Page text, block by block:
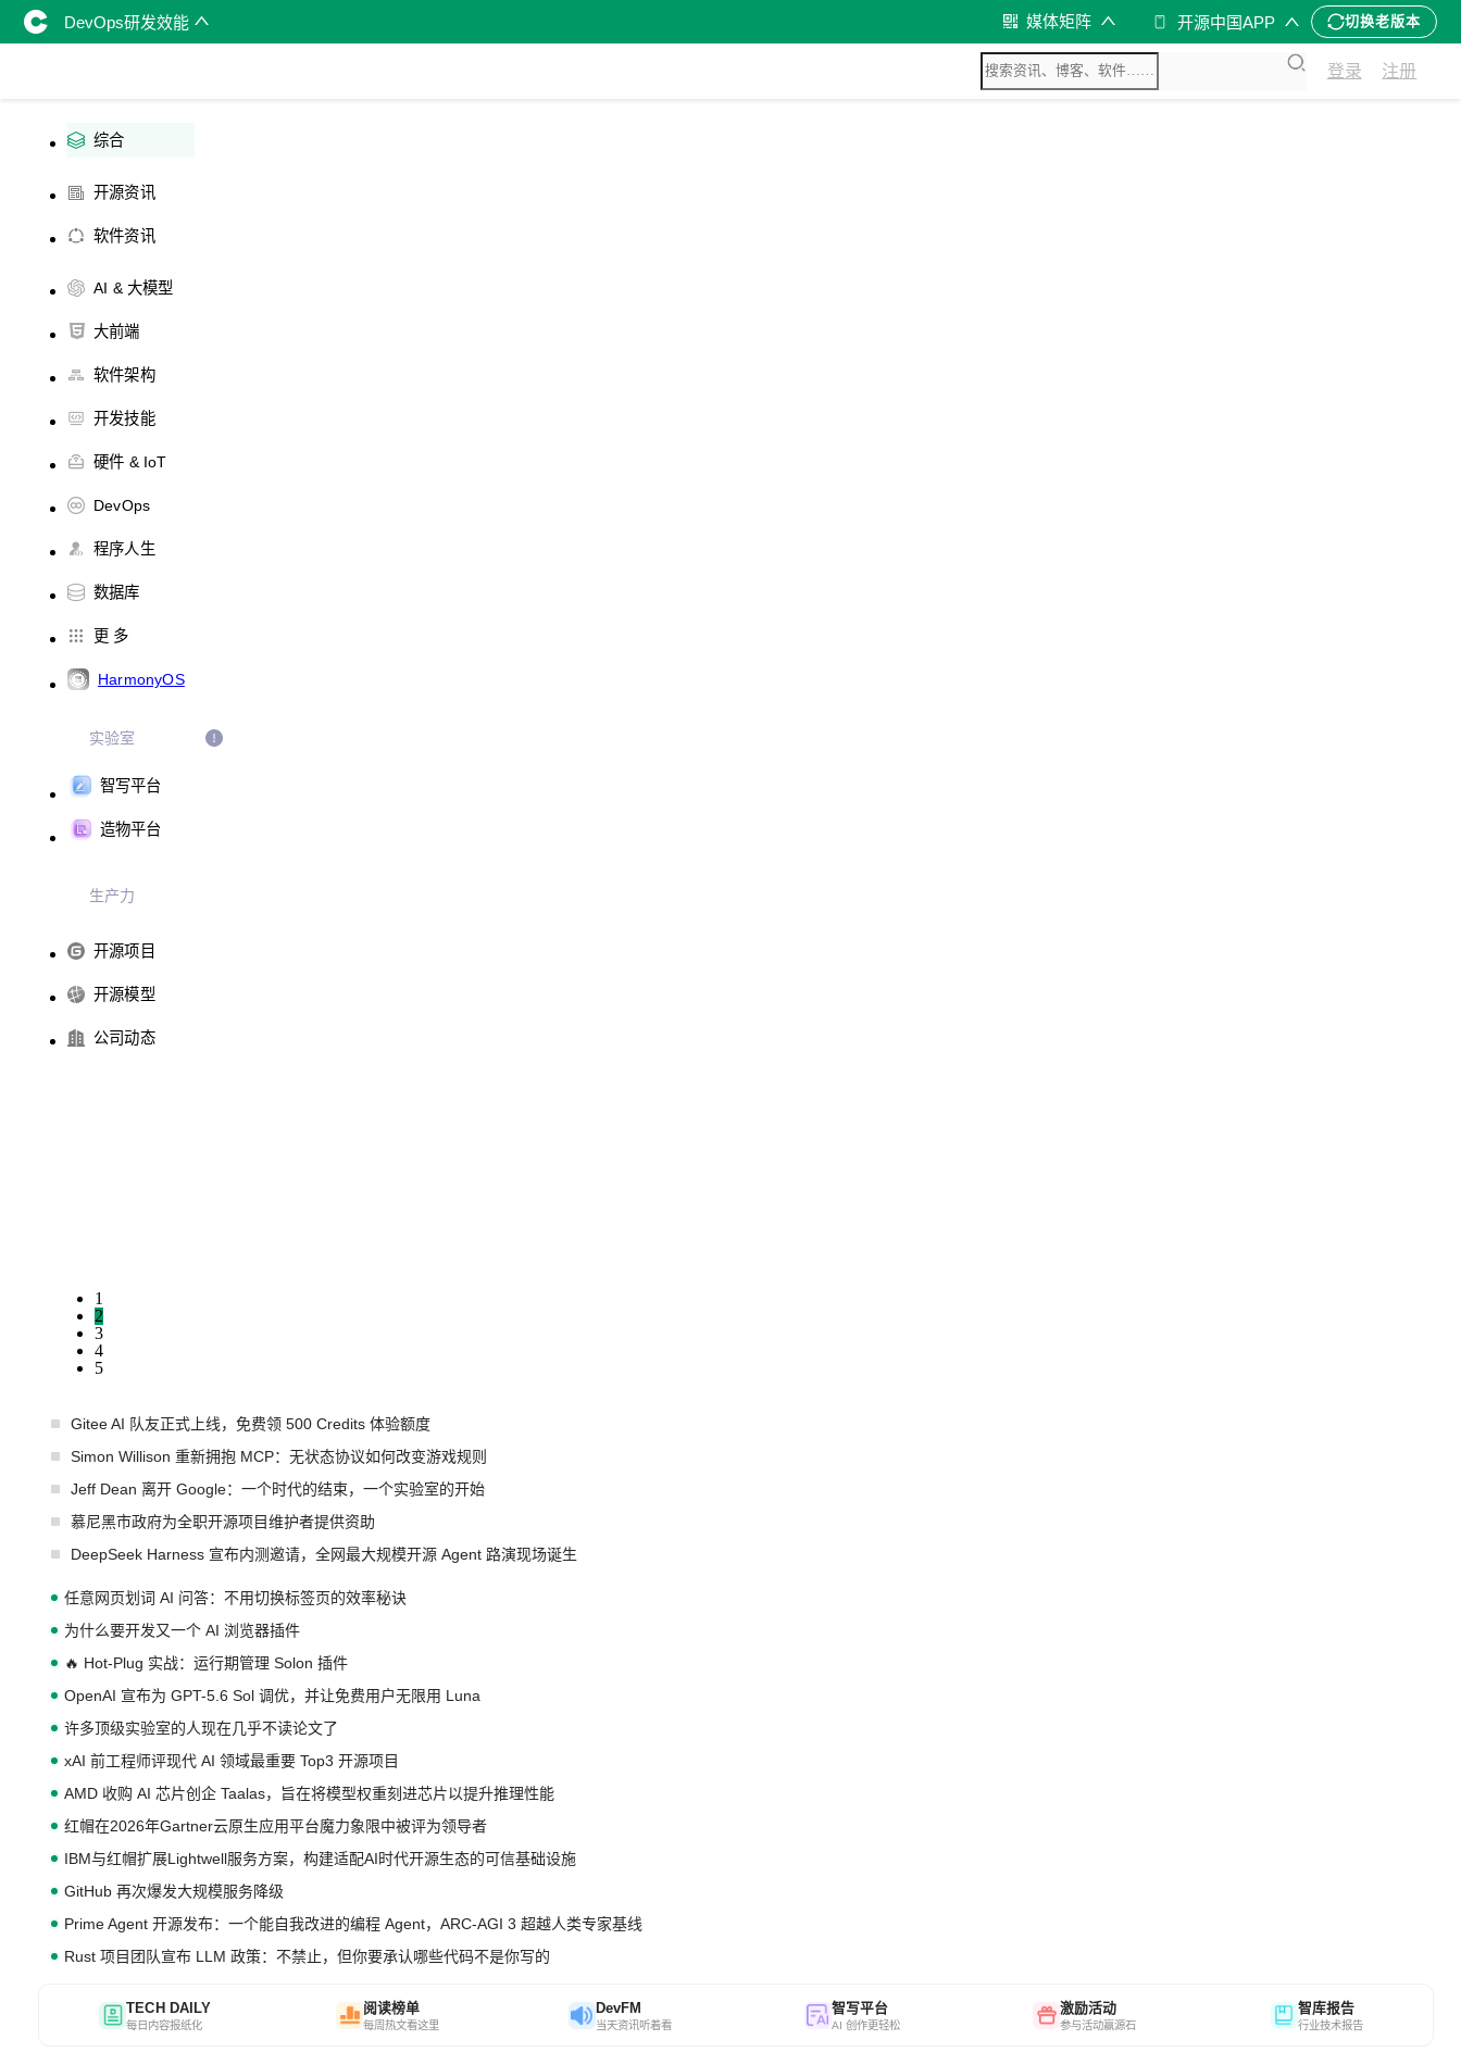
DevOps研发效能 媒体矩阵 开源中国APP 切换老版本
登录 注册
综合
开源资讯
软件资讯
AI & 大模型
大前端
软件架构
开发技能
硬件 & IoT
DevOps
程序人生
数据库
更 多
HarmonyOS
实验室
智写平台
造物平台
生产力
开源项目
开源模型
公司动态
1
2
3
4
5
Gitee AI 队友正式上线，免费领 500 Credits 体验额度
Simon Willison 重新拥抱 MCP：无状态协议如何改变游戏规则
Jeff Dean 离开 Google：一个时代的结束，一个实验室的开始
慕尼黑市政府为全职开源项目维护者提供资助
DeepSeek Harness 宣布内测邀请，全网最大规模开源 Agent 路演现场诞生
任意网页划词 AI 问答：不用切换标签页的效率秘诀
为什么要开发又一个 AI 浏览器插件
🔥 Hot-Plug 实战：运行期管理 Solon 插件
OpenAI 宣布为 GPT-5.6 Sol 调优，并让免费用户无限用 Luna
许多顶级实验室的人现在几乎不读论文了
xAI 前工程师评现代 AI 领域最重要 Top3 开源项目
AMD 收购 AI 芯片创企 Taalas，旨在将模型权重刻进芯片以提升推理性能
红帽在2026年Gartner云原生应用平台魔力象限中被评为领导者
IBM与红帽扩展Lightwell服务方案，构建适配AI时代开源生态的可信基础设施
GitHub 再次爆发大规模服务降级
Prime Agent 开源发布：一个能自我改进的编程 Agent，ARC-AGI 3 超越人类专家基线
Rust 项目团队宣布 LLM 政策：不禁止，但你要承认哪些代码不是你写的
TECH DAILY
每日内容报纸化
阅读榜单
每周热文看这里
DevFM
当天资讯听着看
智写平台
AI 创作更轻松
激励活动
参与活动赢源石
智库报告
行业技术报告